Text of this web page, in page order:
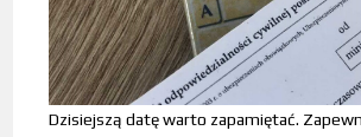
Dzisiejszą datę warto zapamiętać.